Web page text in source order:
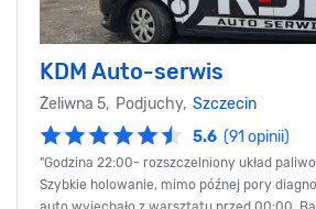
KDM Auto-serwis
Żeliwna 5, Podjuchy, Szczecin
5.6 (91 opinii)
"Godzina 22:00- rozszczelniony układ
Szybkie holowanie, mimo późnej pory